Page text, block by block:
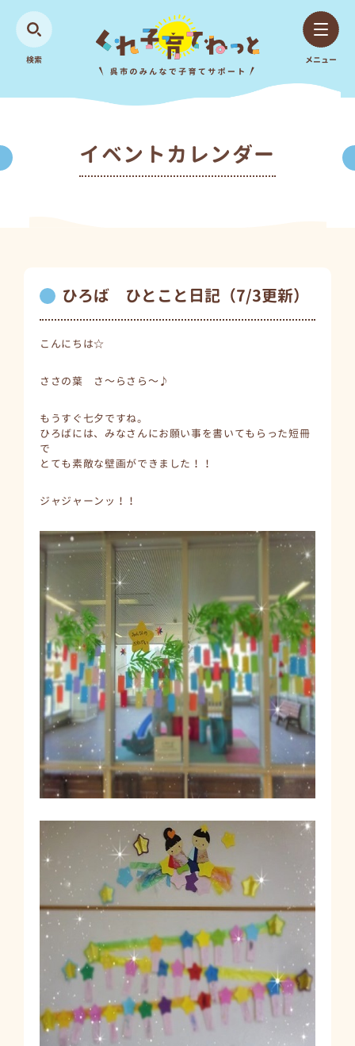
検索 メニュー
イベントカレンダー
ひろば ひとこと日記（7/3更新）
こんにちは☆
ささの葉 さ～らさら～♪
もうすぐ七夕ですね。
ひろばには、みなさんにお願い事を書いてもらった短冊
で
とても素敵な壁画ができました！！
ジャジャーンッ！！